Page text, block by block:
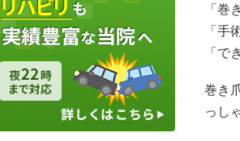
「巻
「手
「で
巻き
っし